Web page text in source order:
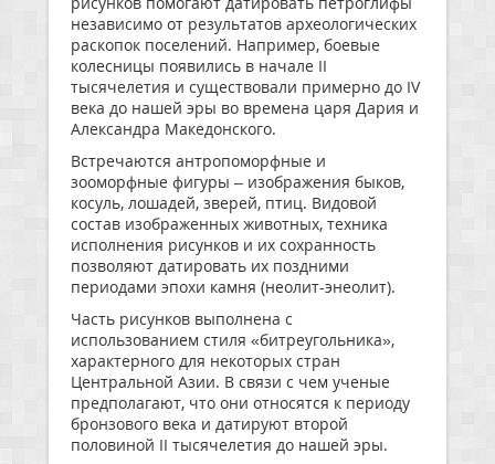
независимо от результатов археологических
раскопок поселений. Например, боевые
колесницы появились в начале II
тысячелетия и существовали примерно до IV
века до нашей эры во времена царя Дария и
Александра Македонского.
Встречаются антропоморфные и
зооморфные фигуры – изображения быков,
косуль, лошадей, зверей, птиц. Видовой
состав изображенных животных, техника
исполнения рисунков и их сохранность
позволяют датировать их поздними
периодами эпохи камня (неолит-энеолит).
Часть рисунков выполнена с
использованием стиля «битреугольника»,
характерного для некоторых стран
Центральной Азии. В связи с чем ученые
предполагают, что они относятся к периоду
бронзового века и датируют второй
половиной II тысячелетия до нашей эры.